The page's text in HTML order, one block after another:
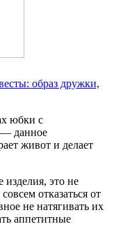
образ дружки,
юбки с
— данное
живот и делает
это не
отказаться от
не натягивать их
аппетитные